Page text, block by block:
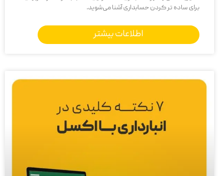
برای ساده تر کردن حسابداری آشنا می‌شوید.
اطلاعات بیشتر